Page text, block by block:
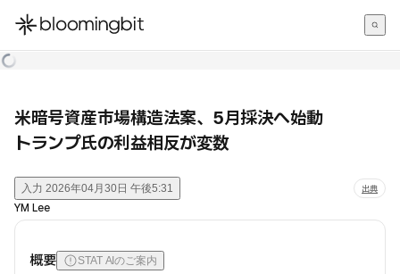
한국어
米暗号資産市場構造法案、5月採決へ始動
トランプ氏の利益相反が変数
入力 2026年04月30日 午後5:31 出典
YM Lee
概要 STAT AIのご案内